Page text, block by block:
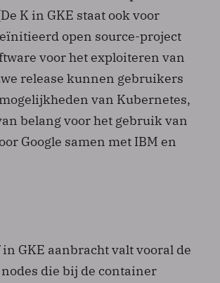
K in GKE staat ook voor
open source-project
voor het exploiteren van
release kunnen gebruikers
van Kubernetes,
belang voor het gebruik van
Google samen met IBM en
GKE aanbracht valt vooral de
die bij de container